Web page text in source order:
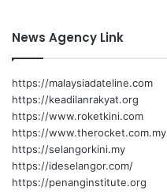
News Agency Link
https://malaysiadateline.com
https://keadilanrakyat.org
https://www.roketkini.com
https://www.therocket.com.my
https://selangorkini.my
https://ideselangor.com/
https://penanginstitute.org